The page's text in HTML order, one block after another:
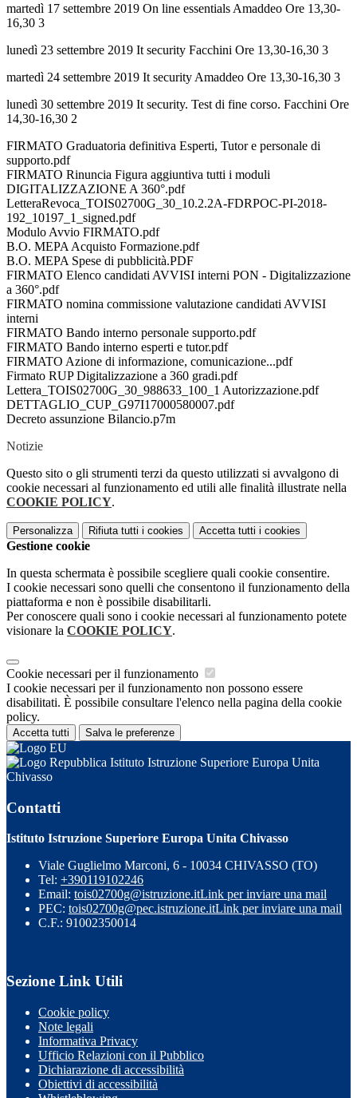
martedì 17 settembre 2019 On line essentials Amaddeo Ore 13,30-
16,30 3
lunedì 23 settembre 2019 It security Facchini Ore 13,30-16,30 3
martedì 24 settembre 2019 It security Amaddeo Ore 13,30-16,30 3
lunedì 30 settembre 2019 It security. Test di fine corso. Facchini Ore
14,30-16,30 2
FIRMATO Graduatoria definitiva Esperti, Tutor e personale di
supporto.pdf
FIRMATO Rinuncia Figura aggiuntiva tutti i moduli
DIGITALIZZAZIONE A 360°.pdf
LetteraRevoca_TOIS02700G_30_10.2.2A-FDRPOC-PI-2018-
192_10197_1_signed.pdf
Modulo Avvio FIRMATO.pdf
B.O. MEPA Acquisto Formazione.pdf
B.O. MEPA Spese di pubblicità.PDF
FIRMATO Elenco candidati AVVISI interni PON - Digitalizzazione
a 360°.pdf
FIRMATO nomina commissione valutazione candidati AVVISI
interni
FIRMATO Bando interno personale supporto.pdf
FIRMATO Bando interno esperti e tutor.pdf
FIRMATO Azione di informazione, comunicazione...pdf
Firmato RUP Digitalizzazione a 360 gradi.pdf
Lettera_TOIS02700G_30_988633_100_1 Autorizzazione.pdf
DETTAGLIO_CUP_G97I17000580007.pdf
Decreto assunzione Bilancio.p7m
Notizie
Questo sito o gli strumenti terzi da questo utilizzati si avvalgono di
cookie necessari al funzionamento ed utili alle finalità illustrate nella
COOKIE POLICY.
Personalizza Rifiuta tutti i cookies Accetta tutti i cookies
Gestione cookie
In questa schermata è possibile scegliere quali cookie consentire.
I cookie necessari sono quelli che consentono il funzionamento della
piattaforma e non è possibile disabilitarli.
Per conoscere quali sono i cookie necessari al funzionamento potete
visionare la COOKIE POLICY.
Cookie necessari per il funzionamento
I cookie necessari per il funzionamento non possono essere
disabilitati. È possibile consultare l'elenco nella pagina della cookie
policy.
Accetta tutti Salva le preferenze
Istituto Istruzione Superiore Europa Unita
Chivasso
Contatti
Istituto Istruzione Superiore Europa Unita Chivasso
Viale Guglielmo Marconi, 6 - 10034 CHIVASSO (TO)
Tel: +390119102246
Email: tois02700g@istruzione.itLink per inviare una mail
PEC: tois02700g@pec.istruzione.itLink per inviare una mail
C.F.: 91002350014
Sezione Link Utili
Cookie policy
Note legali
Informativa Privacy
Ufficio Relazioni con il Pubblico
Dichiarazione di accessibilità
Obiettivi di accessibilità